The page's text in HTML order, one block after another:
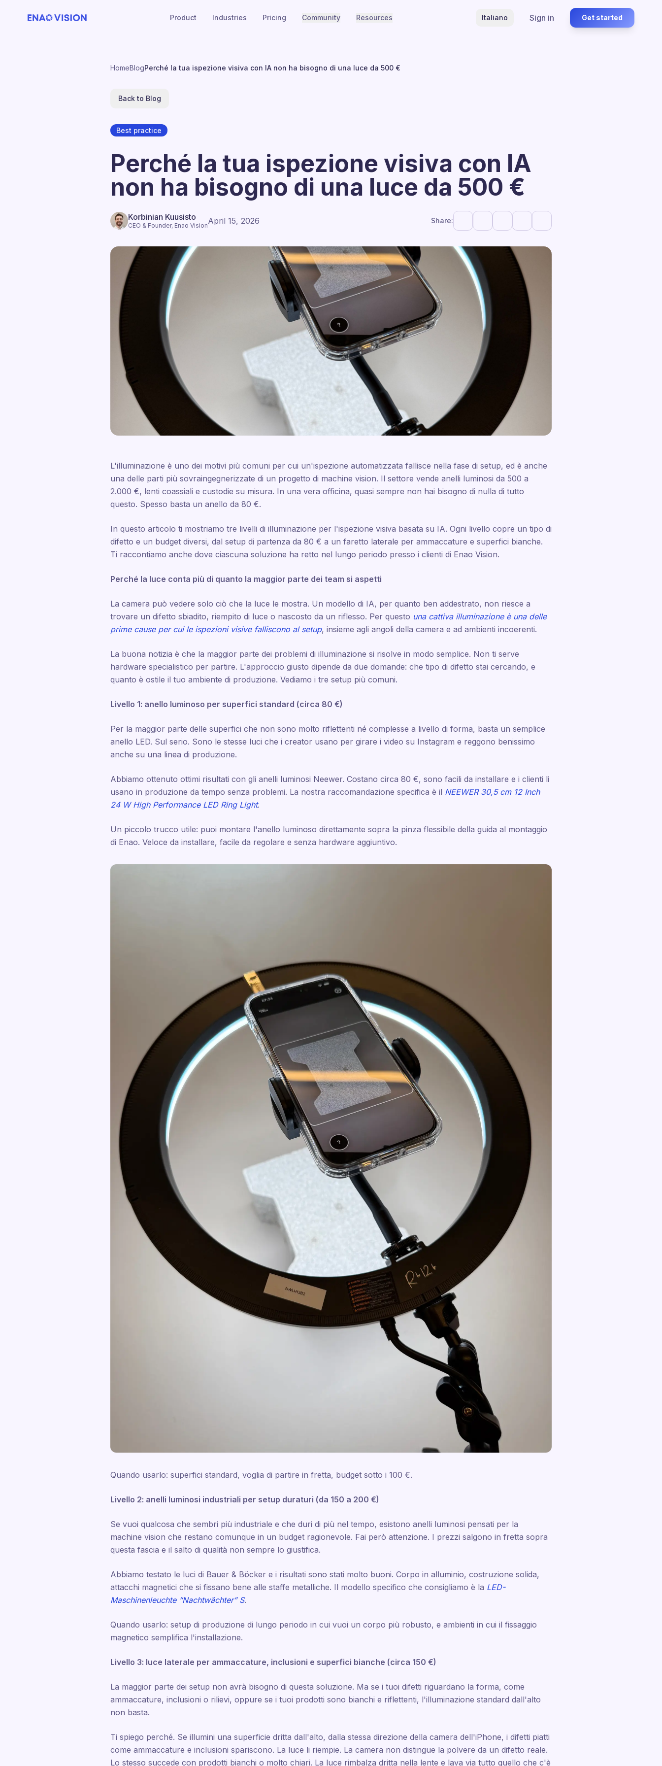
Product Industries Pricing Community Resources Italiano Sign in Get started
HomeBlogPerché la tua ispezione visiva con IA non ha bisogno di una luce da 500 €
Back to Blog
Best practice
Perché la tua ispezione visiva con IA
non ha bisogno di una luce da 500 €
Korbinian Kuusisto
CEO & Founder, Enao VisionApril 15, 2026 Share:
L'illuminazione è uno dei motivi più comuni per cui un'ispezione automatizzata fallisce nella fase di setup, ed è anche
una delle parti più sovraingegnerizzate di un progetto di machine vision. Il settore vende anelli luminosi da 500 a
2.000 €, lenti coassiali e custodie su misura. In una vera officina, quasi sempre non hai bisogno di nulla di tutto
questo. Spesso basta un anello da 80 €.
In questo articolo ti mostriamo tre livelli di illuminazione per l'ispezione visiva basata su IA. Ogni livello copre un tipo di
difetto e un budget diversi, dal setup di partenza da 80 € a un faretto laterale per ammaccature e superfici bianche.
Ti raccontiamo anche dove ciascuna soluzione ha retto nel lungo periodo presso i clienti di Enao Vision.
Perché la luce conta più di quanto la maggior parte dei team si aspetti
La camera può vedere solo ciò che la luce le mostra. Un modello di IA, per quanto ben addestrato, non riesce a
trovare un difetto sbiadito, riempito di luce o nascosto da un riflesso. Per questo una cattiva illuminazione è una delle
prime cause per cui le ispezioni visive falliscono al setup, insieme agli angoli della camera e ad ambienti incoerenti.
La buona notizia è che la maggior parte dei problemi di illuminazione si risolve in modo semplice. Non ti serve
hardware specialistico per partire. L'approccio giusto dipende da due domande: che tipo di difetto stai cercando, e
quanto è ostile il tuo ambiente di produzione. Vediamo i tre setup più comuni.
Livello 1: anello luminoso per superfici standard (circa 80 €)
Per la maggior parte delle superfici che non sono molto riflettenti né complesse a livello di forma, basta un semplice
anello LED. Sul serio. Sono le stesse luci che i creator usano per girare i video su Instagram e reggono benissimo
anche su una linea di produzione.
Abbiamo ottenuto ottimi risultati con gli anelli luminosi Neewer. Costano circa 80 €, sono facili da installare e i clienti li
usano in produzione da tempo senza problemi. La nostra raccomandazione specifica è il NEEWER 30,5 cm 12 Inch
24 W High Performance LED Ring Light.
Un piccolo trucco utile: puoi montare l'anello luminoso direttamente sopra la pinza flessibile della guida al montaggio
di Enao. Veloce da installare, facile da regolare e senza hardware aggiuntivo.
Quando usarlo: superfici standard, voglia di partire in fretta, budget sotto i 100 €.
Livello 2: anelli luminosi industriali per setup duraturi (da 150 a 200 €)
Se vuoi qualcosa che sembri più industriale e che duri di più nel tempo, esistono anelli luminosi pensati per la
machine vision che restano comunque in un budget ragionevole. Fai però attenzione. I prezzi salgono in fretta sopra
questa fascia e il salto di qualità non sempre lo giustifica.
Abbiamo testato le luci di Bauer & Böcker e i risultati sono stati molto buoni. Corpo in alluminio, costruzione solida,
attacchi magnetici che si fissano bene alle staffe metalliche. Il modello specifico che consigliamo è la LED-
Maschinenleuchte “Nachtwächter” S.
Quando usarlo: setup di produzione di lungo periodo in cui vuoi un corpo più robusto, e ambienti in cui il fissaggio
magnetico semplifica l'installazione.
Livello 3: luce laterale per ammaccature, inclusioni e superfici bianche (circa 150 €)
La maggior parte dei setup non avrà bisogno di questa soluzione. Ma se i tuoi difetti riguardano la forma, come
ammaccature, inclusioni o rilievi, oppure se i tuoi prodotti sono bianchi e riflettenti, l'illuminazione standard dall'alto
non basta.
Ti spiego perché. Se illumini una superficie dritta dall'alto, dalla stessa direzione della camera dell'iPhone, i difetti piatti
come ammaccature e inclusioni spariscono. La luce li riempie. La camera non distingue la polvere da un difetto reale.
Lo stesso succede con prodotti bianchi o molto chiari. La luce rimbalza dritta nella lente e lava via tutto quello che c'è